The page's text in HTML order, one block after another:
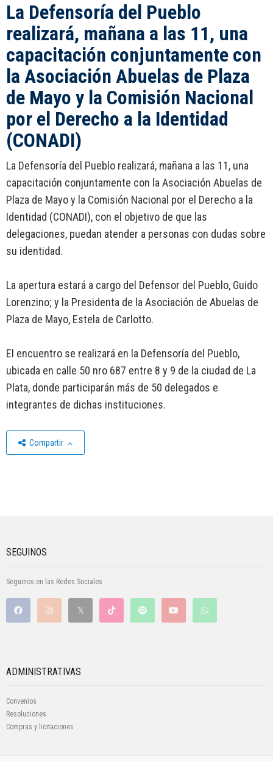
La Defensoría del Pueblo
realizará, mañana a las 11, una
capacitación conjuntamente con
la Asociación Abuelas de Plaza
de Mayo y la Comisión Nacional
por el Derecho a la Identidad
(CONADI)
La Defensoría del Pueblo realizará, mañana a las 11, una
capacitación conjuntamente con la Asociación Abuelas de
Plaza de Mayo y la Comisión Nacional por el Derecho a la
Identidad (CONADI), con el objetivo de que las
delegaciones, puedan atender a personas con dudas sobre
su identidad.
La apertura estará a cargo del Defensor del Pueblo, Guido
Lorenzino; y la Presidenta de la Asociación de Abuelas de
Plaza de Mayo, Estela de Carlotto.
El encuentro se realizará en la Defensoría del Pueblo,
ubicada en calle 50 nro 687 entre 8 y 9 de la ciudad de La
Plata, donde participarán más de 50 delegados e
integrantes de dichas instituciones.
Compartir
SEGUINOS
Seguinos en las Redes Sociales
ADMINISTRATIVAS
Convenios
Resoluciones
Compras y licitaciones